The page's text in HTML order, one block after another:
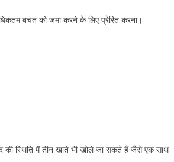
बचत को जमा करने के लिए प्रेरित करना।
की स्थिति में तीन खाते भी खोले जा सकते हैं जैसे एक साथ